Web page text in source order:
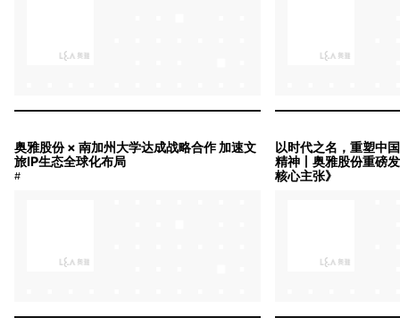
奥雅股份 × 南加州大学达成战略合作 加速文
旅IP生态全球化布局
#
以时代之名，重塑中
精神丨奥雅股份重磅
核心主张》
#